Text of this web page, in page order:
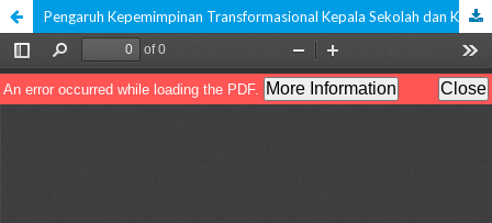
Pengaruh Kepemimpinan Transformasional Kepala Sekolah dan Kepuasan Kerja Terhadap Disiplin Kerja dan Dampaknya pada Kinerja